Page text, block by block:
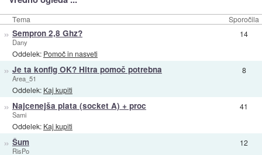
Tema Sporočila
» Sempron 2,8 Ghz?
Dany
Oddelek: Pomoč in nasveti
14
» Je ta konfig OK? Hitra pomoč potrebna
Area_51
Oddelek: Kaj kupiti
8
» Najcenejša plata (socket A) + proc
Sami
Oddelek: Kaj kupiti
41
» Šum
RisPo
12